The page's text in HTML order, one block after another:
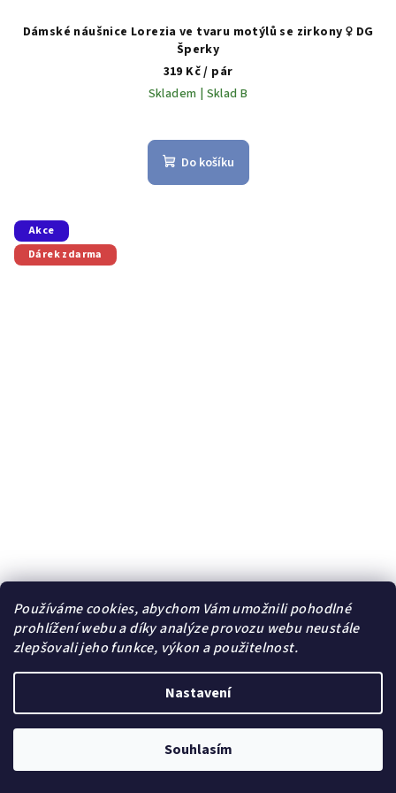
Používáme cookies, abychom Vám umožnili pohodlné
prohlížení webu a díky analýze provozu webu neustále
zlepšovali jeho funkce, výkon a použitelnost.
Nastavení
Souhlasím
Dámské náušnice Lorezia ve tvaru motýlů se zirkony ♀️ DG
Šperky
319 Kč/ pár
Skladem | Sklad B
Do košíku
Akce
Dárek zdarma
Dámské náušnice pecky Camiren Gold s andělskými křídly
zdobenými zirkony ♀️ DG Šperky
359 Kč/ pár
Skladem | Sklad B
Do košíku